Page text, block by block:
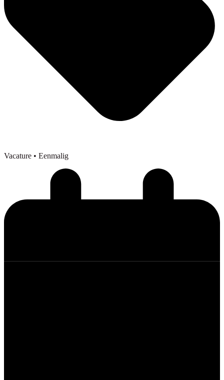
Vacature • Eenmalig